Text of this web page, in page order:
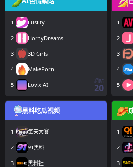
1 Lustify
2 HornyDreams
3 3D Girls
4 MakePorn
5 Lovix AI
網站
20
1
2
3
4
5
黑料吃瓜視頻
1 每天大賽
2 91黑料
3 黑料社
1
2
3